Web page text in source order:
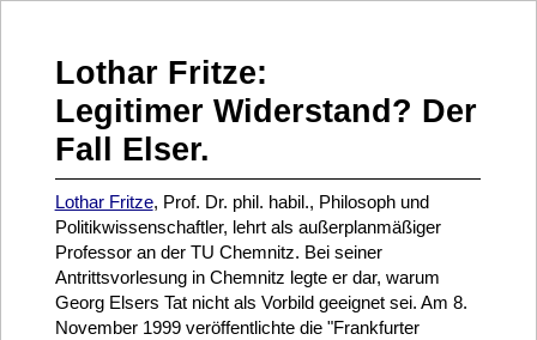
Lothar Fritze:
Legitimer Widerstand? Der
Fall Elser.
Lothar Fritze, Prof. Dr. phil. habil., Philosoph und
Politikwissenschaftler, lehrt als außerplanmäßiger
Professor an der TU Chemnitz. Bei seiner
Antrittsvorlesung in Chemnitz legte er dar, warum
Georg Elsers Tat nicht als Vorbild geeignet sei. Am 8.
November 1999 veröffentlichte die "Frankfurter